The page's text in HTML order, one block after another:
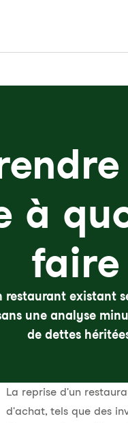
à
restaurant existant
une analyse
de dettes
La reprise d'un
d'achat, tels que des